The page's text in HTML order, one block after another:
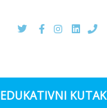
EDUKATIVNI KUTAK